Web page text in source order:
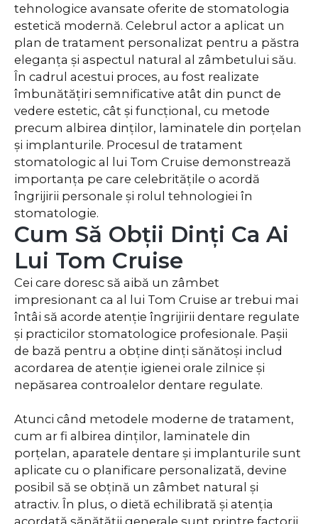
tehnologice avansate oferite de stomatologia
estetică modernă. Celebrul actor a aplicat un
plan de tratament personalizat pentru a păstra
eleganța și aspectul natural al zâmbetului său.
În cadrul acestui proces, au fost realizate
îmbunătățiri semnificative atât din punct de
vedere estetic, cât și funcțional, cu metode
precum albirea dinților, laminatele din porțelan
și implanturile. Procesul de tratament
stomatologic al lui Tom Cruise demonstrează
importanța pe care celebritățile o acordă
îngrijirii personale și rolul tehnologiei în
stomatologie.
Cum Să Obții Dinți Ca Ai
Lui Tom Cruise
Cei care doresc să aibă un zâmbet
impresionant ca al lui Tom Cruise ar trebui mai
întâi să acorde atenție îngrijirii dentare regulate
și practicilor stomatologice profesionale. Pașii
de bază pentru a obține dinți sănătoși includ
acordarea de atenție igienei orale zilnice și
nepăsarea controalelor dentare regulate.
Atunci când metodele moderne de tratament,
cum ar fi albirea dinților, laminatele din
porțelan, aparatele dentare și implanturile sunt
aplicate cu o planificare personalizată, devine
posibil să se obțină un zâmbet natural și
atractiv. În plus, o dietă echilibrată și atenția